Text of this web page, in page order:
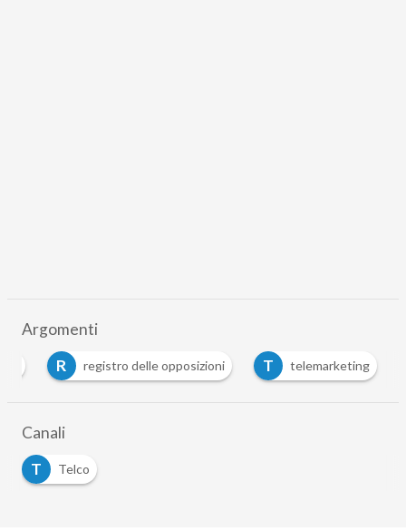
Argomenti
R registro delle opposizioni T telemarketing
Canali
T
Telco